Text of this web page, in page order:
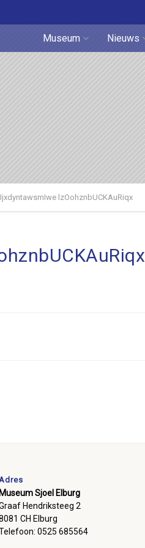
Museum Nieuws
lzOohznbUCKAuRiqx
Museum Sjoel Elburg
Hendriksteeg 2
CH Elburg
0525 685564